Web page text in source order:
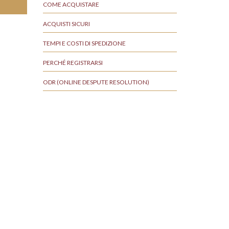
COME ACQUISTARE
ACQUISTI SICURI
TEMPI E COSTI DI SPEDIZIONE
PERCHÉ REGISTRARSI
ODR (ONLINE DESPUTE RESOLUTION)